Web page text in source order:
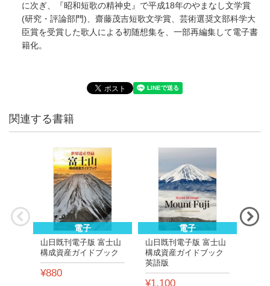
に次ぎ、『昭和短歌の精神史』で平成18年のやまなし文学賞
(研究・評論部門)、齋藤茂吉短歌文学賞、芸術選奨文部科学大
臣賞を受賞した歌人による初随想集を、一部再編集して電子書
籍化。
関連する書籍
電子
山日既刊電子版 富士山
構成資産ガイドブック
¥880
電子
山日既刊電子版 富士山
構成資産ガイドブック
英語版
¥1,100